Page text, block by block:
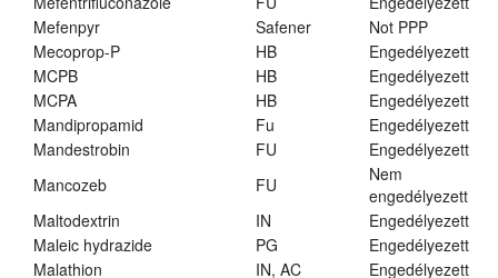
Mefenpyr
Safener
Not PPP
Mecoprop-P
HB
Engedélyezett
MCPB
HB
Engedélyezett
MCPA
HB
Engedélyezett
Mandipropamid
Fu
Engedélyezett
Mandestrobin
FU
Engedélyezett
Mancozeb
FU
Nem
engedélyezett
Maltodextrin
IN
Engedélyezett
Maleic hydrazide
PG
Engedélyezett
Malathion
IN, AC Engedélyezett